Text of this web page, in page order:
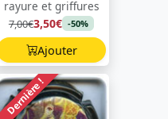
rayure et griffures
7,00€3,50€ -50%
Ajouter
Dernière !